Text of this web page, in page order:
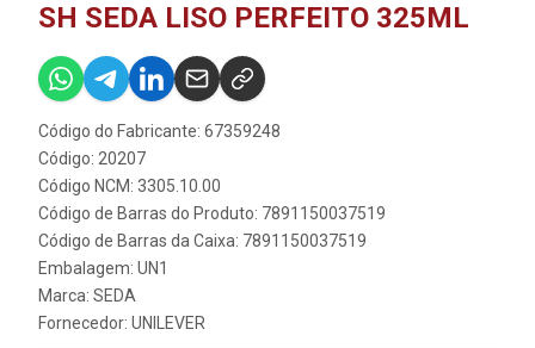
SH SEDA LISO PERFEITO 325ML
Código do Fabricante: 67359248
Código: 20207
Código NCM: 3305.10.00
Código de Barras do Produto: 7891150037519
Código de Barras da Caixa: 7891150037519
Embalagem: UN1
Marca: SEDA
Fornecedor: UNILEVER